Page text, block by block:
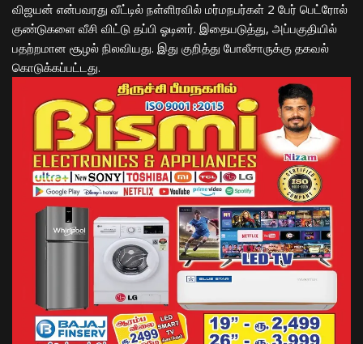
விஜயன் என்பவரது வீட்டில் நள்ளிரவில் மர்மநபர்கள் 2 பேர் பெட்ரோல்
குண்டுகளை வீசி விட்டு தப்பி ஓடினர். இதையடுத்து, அப்பகுதியில்
பதற்றமான சூழல் நிலவியது. இது குறித்து போலீசாருக்கு தகவல்
கொடுக்கப்பட்டது.